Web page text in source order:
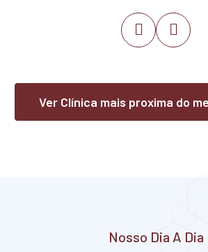
Lago dos Rodrigues
Poção de Pedras
Independência
Ver Clínica mais proxima do
Nosso Dia A Dia